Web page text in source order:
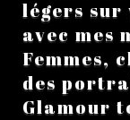
légers sur
avec mes
Femmes,
des
Glamour